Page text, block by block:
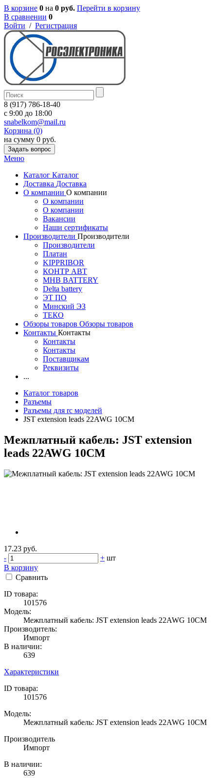
В корзине 0 на 0 руб. Перейти в корзину
В сравнении 0
Войти / Регистрация
8 (917) 786-18-40
c 9:00 до 18:00
snabelkom@mail.ru
Корзина (0)
на сумму 0 руб.
Задать вопрос
Меню
Каталог Каталог
Доставка Доставка
О компании О компании
О компании
О компании
Вакансии
Наши сертификаты
Производители Производители
Производители
Платан
KIPPRIBOR
КОНТР АВТ
MHB BATTERY
Delta battery
ЭT ПО
Минский ЭЗ
ТЕКО
Обзоры товаров Обзоры товаров
Контакты Контакты
Контакты
Контакты
Поставщикам
Реквизиты
...
Каталог товаров
Разъемы
Разъемы для rc моделей
JST extension leads 22AWG 10CM
Межплатный кабель: JST extension
leads 22AWG 10CM
17.23 руб.
-
+ шт
В корзину
Сравнить
ID товара:
101576
Модель:
Межплатный кабель: JST extension leads 22AWG 10CM
Производитель:
Импорт
В наличии:
639
Характеристики
ID товара:
101576
Модель:
Межплатный кабель: JST extension leads 22AWG 10CM
Производитель
Импорт
В наличии:
639